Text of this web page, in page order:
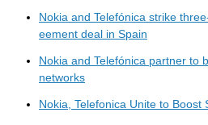
Nokia and Telefónica strike
eement deal in Spain
Nokia and Telefónica partner to
networks
Nokia, Telefonica Unite to Boost